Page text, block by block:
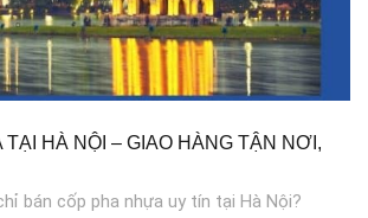
HÀ NỘI – GIAO HÀNG TẬN NƠI,
bán cốp pha nhựa uy tín tại Hà Nội?